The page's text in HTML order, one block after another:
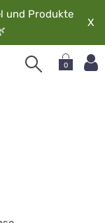
und Produkte
X
0